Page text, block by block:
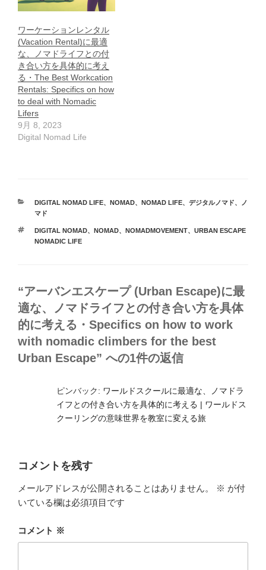
ワーケーションレンタル
(Vacation Rental)に最適
な、ノマドライフとの付
き合い方を具体的に考え
る・The Best Workcation
Rentals: Specifics on how
to deal with Nomadic
Lifers
9月 8, 2023
Digital Nomad Life
カ
テ
リ
ー
DIGITAL NOMAD LIFE、 NOMAD、 NOMAD LIFE、 デジタルノマド、
ノ
マド
タ
グ
DIGITAL NOMAD、 NOMAD、 NOMADMOVEMENT、 URBAN ESCAPE
NOMADIC LIFE
“アーバンエスケープ (Urban Escape)に最
適な、ノマドライフとの付き合い方を具体
的に考える・Specifics on how to work
with nomadic climbers for the best
Urban Escape” への1件の返信
ピンバック: ワールドスクールに最適な、ノマドラ
イフとの付き合い方を具体的に考える | ワールドス
クーリングの意味世界を教室に変える旅
コメントを残す
メールアドレスが公開されることはありません。 ※ が付
いている欄は必須項目です
コメント ※